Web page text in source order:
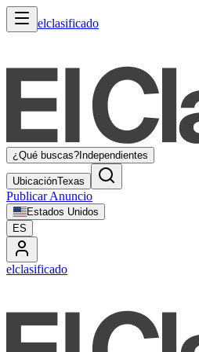
elclasificado
¿Qué buscas? Independientes
UbicaciónTexas
Publicar Anuncio
Estados Unidos
ES
elclasificado